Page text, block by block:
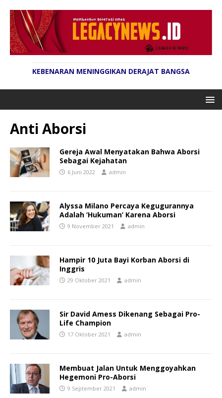
KEBENARAN MENINGGIKAN DERAJAT BANGSA
Anti Aborsi
Gereja Awal Menyatakan Bahwa Aborsi
Sebagai Kejahatan
6 Juni 2022 admin
Alyssa Milano Percaya Kegugurannya
Adalah ‘Hukuman’ Karena Aborsi
9 November 2021 admin
Hampir 10 Juta Bayi Korban Aborsi di
Inggris
29 Oktober 2021 admin
Sir David Amess Dikenang Sebagai Pro-
Life Champion
17 Oktober 2021 admin
Membuat Jalan Untuk Menggoyahkan
Hegemoni Pro-Aborsi
9 September 2021 admin